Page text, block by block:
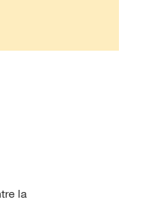
la